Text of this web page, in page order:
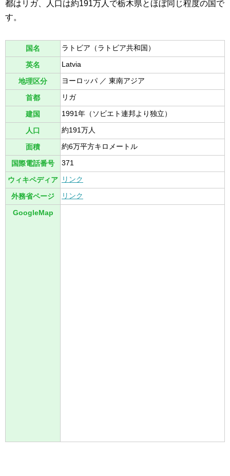
都はリガ、人口は約191万人で栃木県とほぼ同じ程度の国で
す。
国名 ラトビア（ラトビア共和国）
英名 Latvia
地理区分 ヨーロッパ ／ 東南アジア
首都 リガ
建国 1991年（ソビエト連邦より独立）
人口 約191万人
面積 約6万平方キロメートル
国際電話番号 371
ウィキペディア リンク
外務省ページ リンク
GoogleMap